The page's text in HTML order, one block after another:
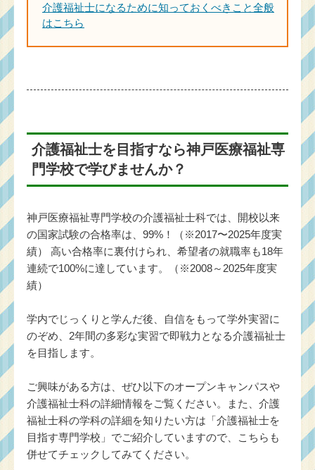
介護福祉士になるために知っておくべきこと全般
はこちら
介護福祉士を目指すなら神戸医療福祉専
門学校で学びませんか？
神戸医療福祉専門学校の介護福祉士科では、開校以来
の国家試験の合格率は、99%！（※2017〜2025年度実
績） 高い合格率に裏付けられ、希望者の就職率も18年
連続で100%に達しています。（※2008～2025年度実
績）
学内でじっくりと学んだ後、自信をもって学外実習に
のぞめ、2年間の多彩な実習で即戦力となる介護福祉士
を目指します。
ご興味がある方は、ぜひ以下のオープンキャンパスや
介護福祉士科の詳細情報をご覧ください。また、介護
福祉士科の学科の詳細を知りたい方は「介護福祉士を
目指す専門学校 」でご紹介していますので、こちらも
併せてチェックしてみてください。